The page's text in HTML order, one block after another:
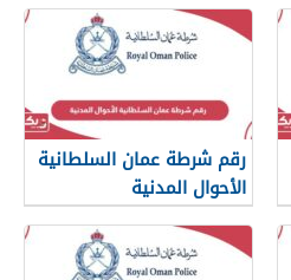
رقم شرطة عمان السلطانية
الأحوال المدنية